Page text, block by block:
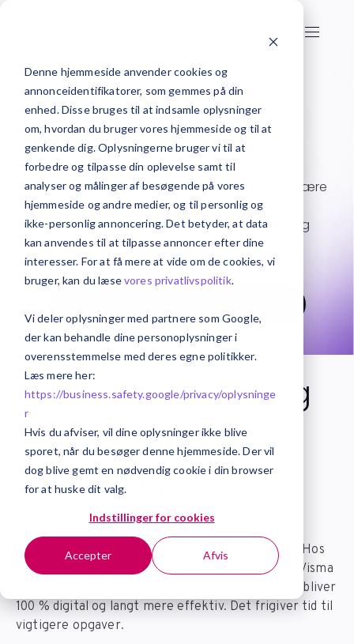
Denne hjemmeside anvender cookies og
annonceidentifikatorer, som gemmes på din
enhed. Disse bruges til at indsamle oplysninger
om, hvordan du bruger vores hjemmeside og til at
genkende dig. Oplysningerne bruger vi til at
forbedre og tilpasse din oplevelse samt til
analyser og målinger af besøgende på vores
hjemmeside og andre medier, og til personlig og
ikke-personlig annoncering. Det betyder, at data
kan anvendes til at tilpasse annoncer efter dine
interesser. For at få mere at vide om de cookies, vi
bruger, kan du læsevores privatlivspolitik.
Vi deler oplysninger med partnere som Google,
der kan behandle dine personoplysninger i
overensstemmelse med deres egne politikker.
Læs mere her:
https://business.safety.google/privacy/oplysninge
r
Hvis du afviser, vil dine oplysninger ikke blive
sporet, når du besøger denne hjemmeside. Der vil
dog blive gemt en nødvendig cookie i din browser
for at huske dit valg.
Indstillinger for cookies
Accepter Afvis
Udlægshåndtering Visma Acubiz
Visma Acubiz
Rejseafregninger og bilagshåndtering kan være
tidskrævende processer.
Med Visma Acubiz bliver det gjort nemt og
elektronisk, så du kan spare tid.
Udlægshåndtering
og rejseafregning
gjort smart
tidskrævende og ressourcekrævende processer. Hos
Exsitec kan vi integrere din Visma Business eller Visma
Net med Acubiz Corporate, så udlægshåndtering bliver
100 % digital og langt mere effektiv. Det frigiver tid til
vigtigere opgaver.